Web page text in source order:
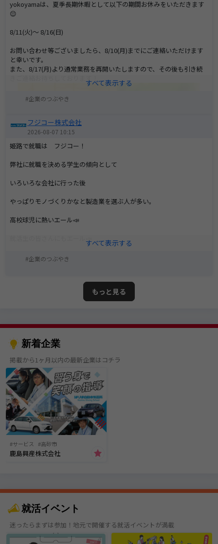
yokoyamaは、夏季長期休暇として以下の期間お休みをいただきます
😌
8/11(火)～ 8/16(日)
お問い合わせ等ございましたら、8/10(月)までにご連絡いただけます
と幸いです。
また、8/17(月)より通常業務を再開いたしますので、その後も引き続
きご連絡お待ちしております！
企業のつぶやき
フジコー株式会社
2026-08-07 10:15
姫路で就職は フジコー！
弊社に就職を決める学生の傾向として
いろいろな会社に行った後
やっぱりモノづくりかなと製造業を選ぶ人が多い。
高校球児に熱いエール📣
就活生の皆さんにもエール📣
フジコーのピッチ⚽グランド⚾海上🌊へ
8/26
8/28
他の日程でも調整可能です！
↓
👉https://shorturl.at/pVM7k
企業のつぶやき
もっと見る
新着企業
掲載から1ヶ月以内の最新企業はコチラ
サービス 高砂市
鹿島興産株式会社
就活イベント
迷ったらまずは参加！地元で開催する就活イベントが満載